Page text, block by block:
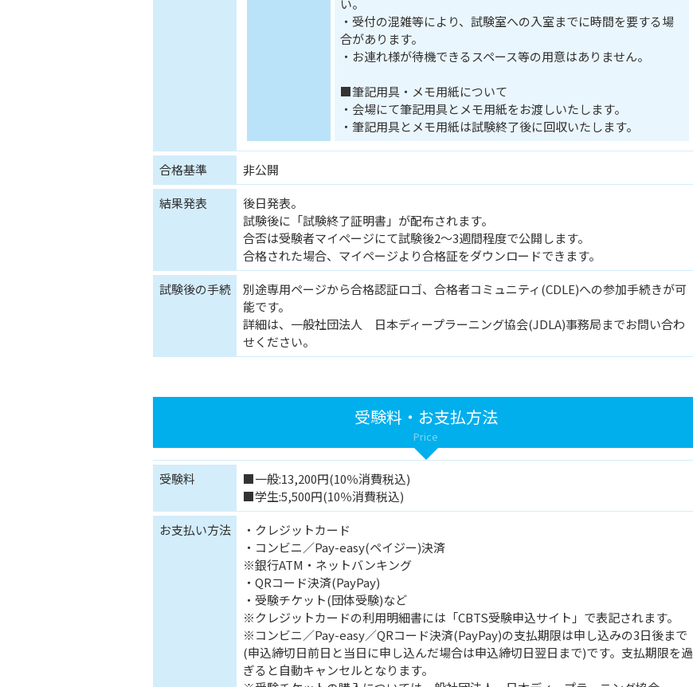
い。
・受付の混雑等により、試験室への入室までに時間を要する場
合があります。
・お連れ様が待機できるスペース等の用意はありません。
■筆記用具・メモ用紙について
・会場にて筆記用具とメモ用紙をお渡しいたします。
・筆記用具とメモ用紙は試験終了後に回収いたします。
合格基準
非公開
結果発表
後日発表。
試験後に「試験終了証明書」が配布されます。
合否は受験者マイページにて試験後2～3週間程度で公開します。
合格された場合、マイページより合格証をダウンロードできます。
試験後の手続
別途専用ページから合格認証ロゴ、合格者コミュニティ(CDLE)への参加手続きが可
能です。
詳細は、一般社団法人 日本ディープラーニング協会(JDLA)事務局までお問い合わ
せください。
受験料・お支払方法
Price
受験料
■一般:13,200円(10％消費税込)
■学生:5,500円(10％消費税込)
お支払い方法
・クレジットカード
・コンビニ／Pay-easy(ペイジー)決済
※銀行ATM・ネットバンキング
・QRコード決済(PayPay)
・受験チケット(団体受験)など
※クレジットカードの利用明細書には「CBTS受験申込サイト」で表記されます。
※コンビニ／Pay-easy／QRコード決済(PayPay)の支払期限は申し込みの3日後まで
(申込締切日前日と当日に申し込んだ場合は申込締切日翌日まで)です。支払期限を過
ぎると自動キャンセルとなります。